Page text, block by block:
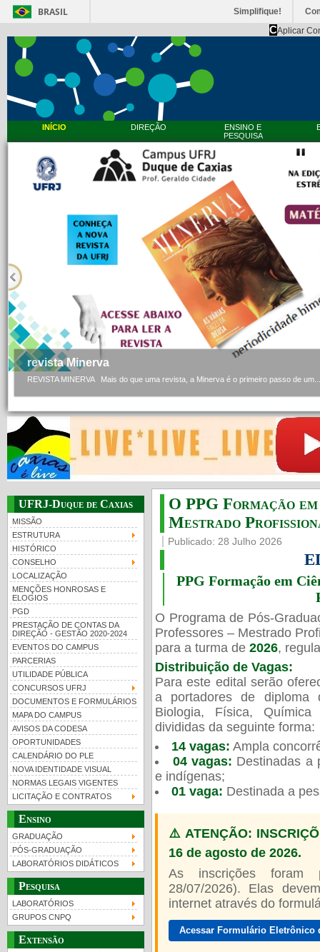
BRASIL Simplifique!
CAplicar
INÍCIO DIREÇÃO
ENSINO E
PESQUISA
revista Minerva
REVISTA MINERVA Mais do que uma revista, a Minerva é o primeiro passo de um...
UFRJ-Duque de Caxias
MISSÃO
ESTRUTURA
HISTÓRICO
CONSELHO
LOCALIZAÇÃO
MENÇÕES HONROSAS E
ELOGIOS
PGD
PRESTAÇÃO DE CONTAS DA
DIREÇÃO - GESTÃO 2020-2024
EVENTOS DO CAMPUS
PARCERIAS
UTILIDADE PÚBLICA
CONCURSOS UFRJ
DOCUMENTOS E FORMULÁRIOS
MAPA DO CAMPUS
AVISOS DA CODESA
OPORTUNIDADES
CALENDÁRIO DO PLE
NOVA IDENTIDADE VISUAL
NORMAS LEGAIS VIGENTES
LICITAÇÃO E CONTRATOS
Ensino
GRADUAÇÃO
PÓS-GRADUAÇÃO
LABORATÓRIOS DIDÁTICOS
Pesquisa
LABORATÓRIOS
GRUPOS CNPQ
Extensão
O PPG Formação
Mestrado
Publicado: 28 Julho 2026
PPG Formação em
O Programa de Pós-
Professores – Mestrado
para a turma de 2026,
Distribuição de Vagas:
Para este edital serão
a portadores de diploma
Biologia, Física,
divididas da seguinte forma:
14 vagas: Ampla
04 vagas: Destinadas a
e indígenas;
01 vaga: Destinada a
⚠️ ATENÇÃO:
16 de agosto de 2026.
As inscrições foram
28/07/2026). Elas
internet através do
Acessar Formulário
Guia de boas práticas
UFRJ 100 anos